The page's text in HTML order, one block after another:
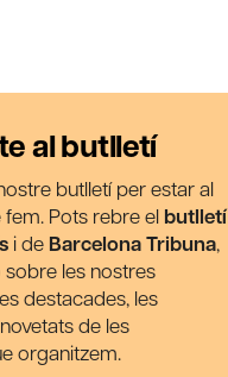
al butlletí
butlletí per estar al
Pots rebre el butlletí
i de Barcelona Tribuna,
les nostres
destacades, les
de les
organitzem.